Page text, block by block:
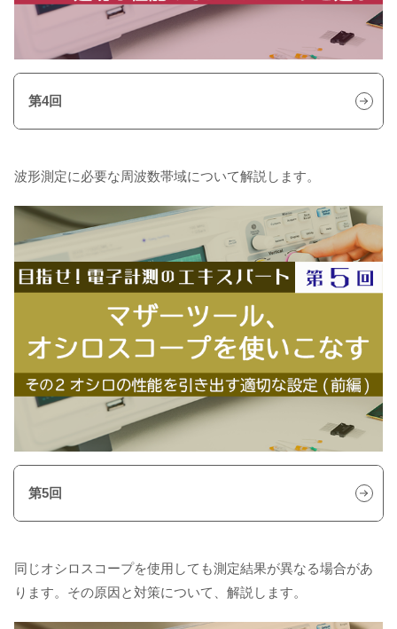
第4回
波形測定に必要な周波数帯域について解説します。
第5回
同じオシロスコープを使用しても測定結果が異なる場合があ
ります。その原因と対策について、解説します。